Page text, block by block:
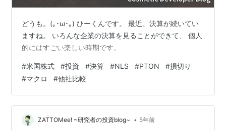
どうも。(｡･ω･｡) ひーくんです。 最近、決算が続いてい
ますね。 いろんな企業の決算を見ることができて、 個人
的にはすごい楽しい時期です。
#米国株式 #投資 #決算 #NLS #PTON #損切り
#マクロ #他社比較
ZATTOMee! ~研究者の投資blog~ • 5年前